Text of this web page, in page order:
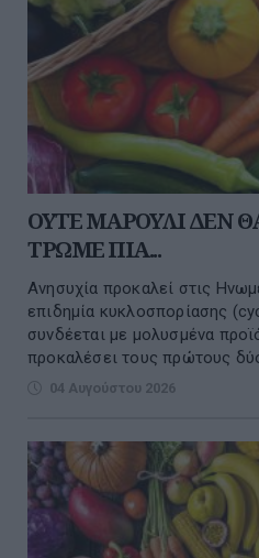
ΟΥΤΕ ΜΑΡΟΥΛΙ ΔΕΝ
ΤΡΩΜΕ ΠΙΑ...
Ανησυχία προκαλεί στις
επιδημία κυκλοσπορίασης
συνδέεται με μολυσμένα
προκαλέσει τους πρώτους δύο
04 Αυγούστου 2026